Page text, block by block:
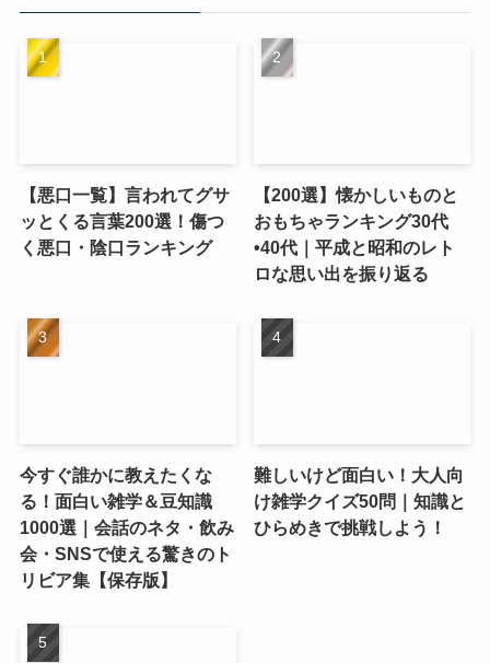
【悪口一覧】言われてグサ
ッとくる言葉200選！傷つ
く悪口・陰口ランキング
【200選】懐かしいものと
おもちゃランキング30代
•40代｜平成と昭和のレト
ロな思い出を振り返る
今すぐ誰かに教えたくな
る！面白い雑学＆豆知識
1000選｜会話のネタ・飲み
会・SNSで使える驚きのト
リビア集【保存版】
難しいけど面白い！大人向
け雑学クイズ50問｜知識と
ひらめきで挑戦しよう！